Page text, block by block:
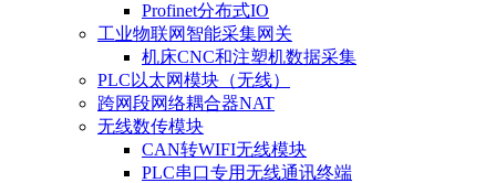
Profinet分布式IO
工业物联网智能采集网关
机床CNC和注塑机数据采集
PLC以太网模块（无线）
跨网段网络耦合器NAT
无线数传模块
CAN转WIFI无线模块
PLC串口专用无线通讯终端